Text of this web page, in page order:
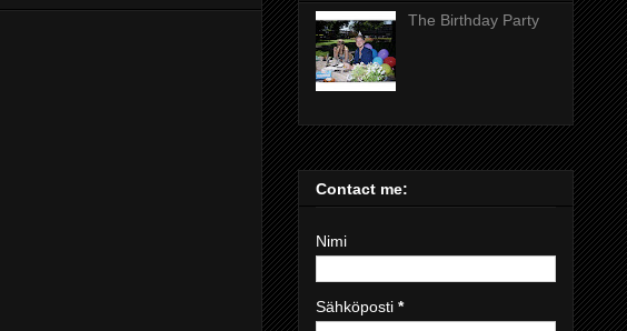
The Birthday Party
Contact me:
Nimi
Sähköposti *